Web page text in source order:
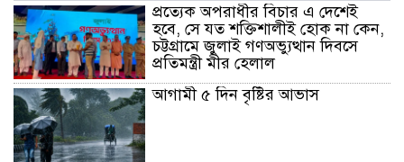
প্রত্যেক অপরাধীর বিচার এ দেশেই
হবে, সে যত শক্তিশালীই হোক না কেন,
চট্টগ্রামে জুলাই গণঅভ্যুত্থান দিবসে
প্রতিমন্ত্রী মীর হেলাল
আগামী ৫ দিন বৃষ্টির আভাস